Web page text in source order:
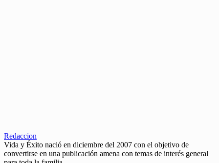
Redaccion
Vida y Éxito nació en diciembre del 2007 con el objetivo de
convertirse en una publicación amena con temas de interés general